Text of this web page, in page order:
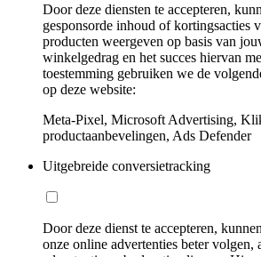
Door deze diensten te accepteren,
gesponsorde inhoud of kortingsacties
producten weergeven op basis van
winkelgedrag en het succes hiervan
toestemming gebruiken we de
op deze website:
Meta-Pixel, Microsoft Advertising,
productaanbevelingen, Ads Defender
Uitgebreide conversietracking
Door deze dienst te accepteren,
onze online advertenties beter volgen,